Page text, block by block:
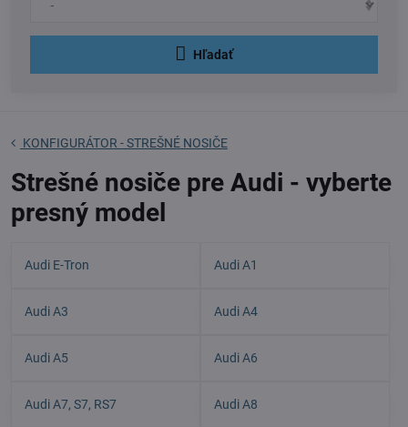
Hľadať
KONFIGURÁTOR - STREŠNÉ NOSIČE
Strešné nosiče pre Audi - vyberte
presný model
Audi E-Tron Audi A1
Audi A3 Audi A4
Audi A5 Audi A6
Audi A7, S7, RS7 Audi A8